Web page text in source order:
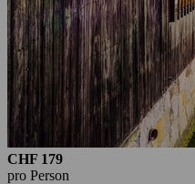
CHF 179
pro Person